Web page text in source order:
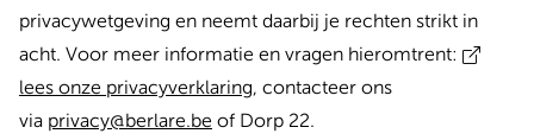
privacywetgeving en neemt daarbij je rechten strikt in
acht. Voor meer informatie en vragen hieromtrent:
lees onze privacyverklaring, contacteer ons
via privacy@berlare.be of Dorp 22.